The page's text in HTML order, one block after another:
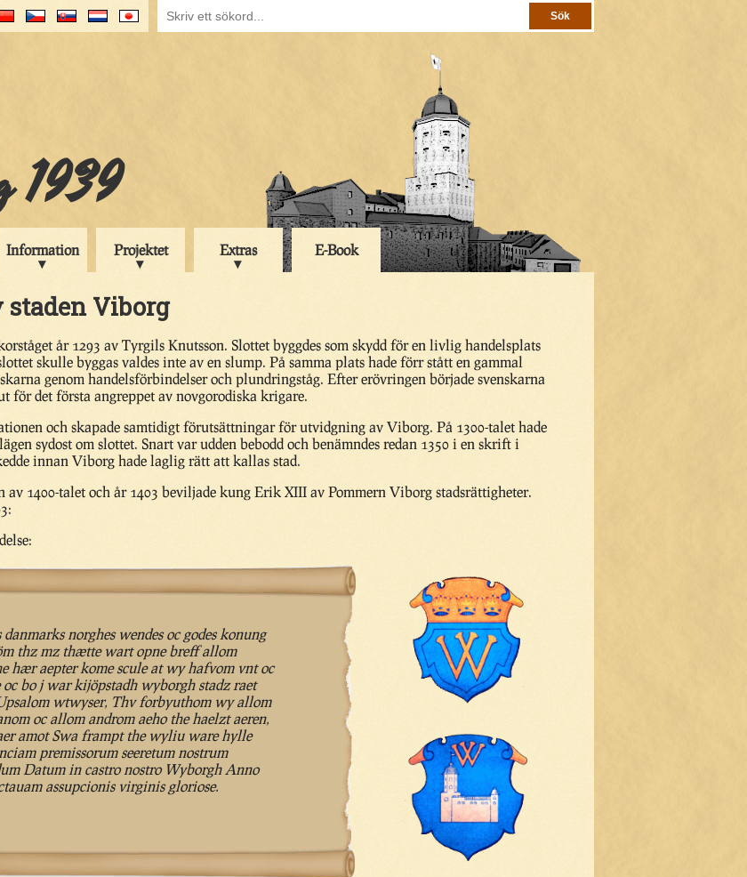
1939
Information Projektet Extras E-Book
Viborg
år 1293 av Tyrgils Knutsson. Slottet byggdes som skydd för en livlig handelsplats
skulle byggas valdes inte av en slump. På samma plats hade förr stått en gammal
genom handelsförbindelser och plundringståg. Efter erövringen började svenskarna
för det första angreppet av novgorodiska krigare.
och skapade samtidigt förutsättningar för utvidgning av Viborg. På 1300-talet hade
sydost om slottet. Snart var udden bebodd och benämndes redan 1350 i en skrift i
innan Viborg hade laglig rätt att kallas stad.
1400-talet och år 1403 beviljade kung Erik XIII av Pommern Viborg stadsrättigheter.
norghes wendes oc godes konung
thz mz thætte wart opne breff allom
hær aepter kome scule at wy hafvom vnt oc
bo j war kijöpstadh wyborgh stadz raet
wtwyser, Thv forbyuthom wy allom
oc allom androm aeho the haelzt aeren,
amot Swa frampt the wyliu ware hylle
premissorum seeretum nostrum
Datum in castro nostro Wyborgh Anno
assupcionis virginis gloriose.